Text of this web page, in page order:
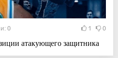
0 1 0
атакующего защитника